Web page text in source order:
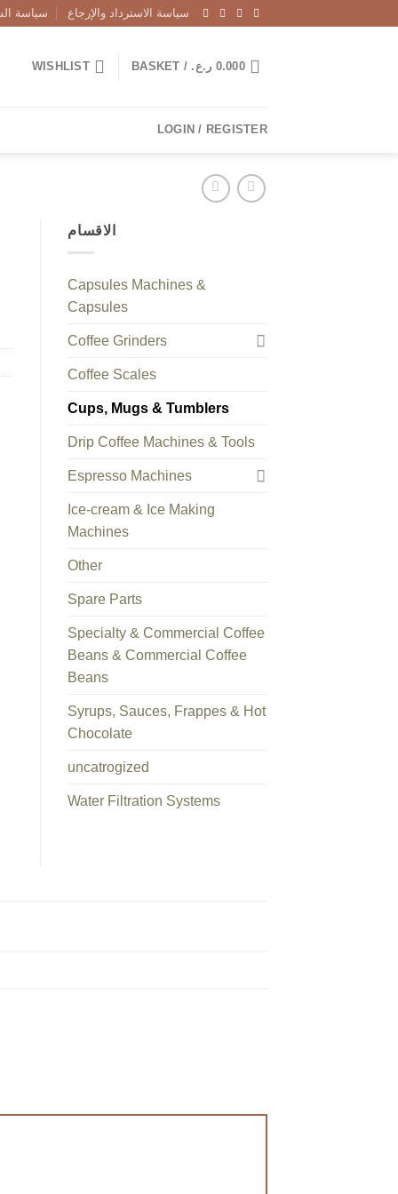
سياسة سياسة الاسترداد والإرجاع
WISHLIST BASKET / 0.000 ر.ع.
LOGIN / REGISTER
الاقسام
Capsules Machines &
Capsules
Coffee Grinders
Coffee Scales
Cups, Mugs & Tumblers
Drip Coffee Machines & Tools
Espresso Machines
Ice-cream & Ice Making
Machines
Other
Spare Parts
Specialty & Commercial Coffee
Beans & Commercial Coffee
Beans
Syrups, Sauces, Frappes & Hot
Chocolate
uncatrogized
Water Filtration Systems